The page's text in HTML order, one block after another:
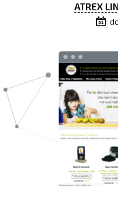
ATREX